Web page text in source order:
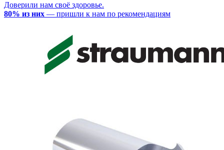
Доверили нам своё здоровье.
80% из них — пришли к нам по рекомендациям